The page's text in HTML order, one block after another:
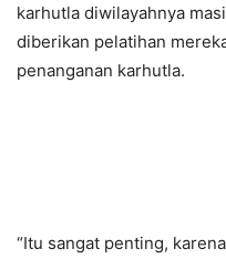
karhutla diwilayahnya
diberikan pelatihan
penanganan karhutla.
“Itu sangat penting,